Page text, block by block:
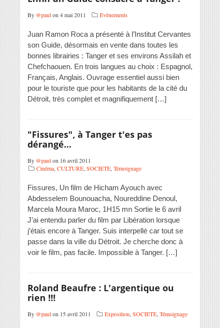
By @paulon 4 mai 2011 Evènements
Juan Ramon Roca a présenté à l’Institut Cervantes
son Guide, désormais en vente dans toutes les
bonnes librairies : Tanger et ses environs Assilah et
Chefchaouen. En trois langues au choix : Espagnol,
Français, Anglais. Ouvrage essentiel aussi bien
pour le touriste que pour les habitants de la cité du
Détroit, très complet et magnifiquement […]
"Fissures", à Tanger t'es pas
dérangé…
By @paulon 16 avril 2011
Cinéma, CULTURE, SOCIETE, Témoignage
Fissures, Un film de Hicham Ayouch avec
Abdesselem Bounouacha, Noureddine Denoul,
Marcela Moura Maroc, 1H15 mn Sortie le 6 avril
J’ai entendu parler du film par Libération lorsque
j’étais encore à Tanger. Suis interpellé car tout se
passe dans la ville du Détroit. Je cherche donc à
voir le film, pas facile. Impossible à Tanger. […]
Roland Beaufre : L'argentique ou
rien !!!
By @paulon 15 avril 2011 Exposition, SOCIETE, Témoignage